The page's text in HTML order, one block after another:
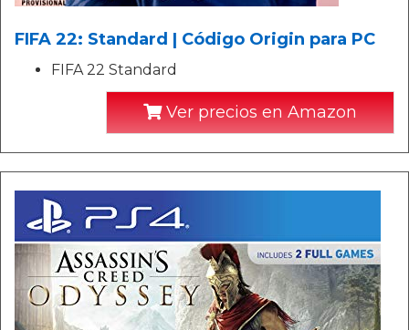
FIFA 22: Standard | Código Origin para PC
FIFA 22 Standard
Ver precios en Amazon